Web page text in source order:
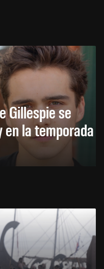
Gillespie se
en la temporada